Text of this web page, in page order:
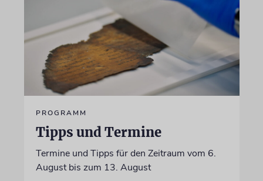
PROGRAMM
Tipps und Termine
Termine und Tipps für den Zeitraum vom 6.
August bis zum 13. August